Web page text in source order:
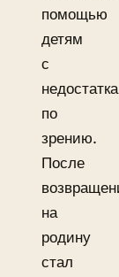
помощью
детям
с
по
зрению.
После
на
родину
стал